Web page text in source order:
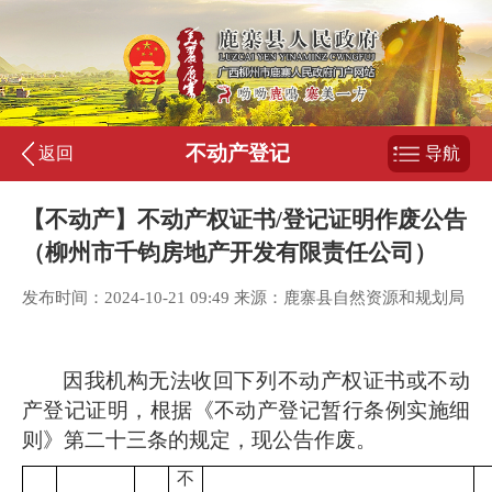
返回 不动产登记 导航
【不动产】不动产权证书/登记证明作废公告
（柳州市千钧房地产开发有限责任公司）
发布时间：2024-10-21 09:49 来源：鹿寨县自然资源和规划局
因我机构无法收回下列不动产权证书或不动
产登记证明，根据《不动产登记暂行条例实施细
则》第二十三条的规定，现公告作废。
不